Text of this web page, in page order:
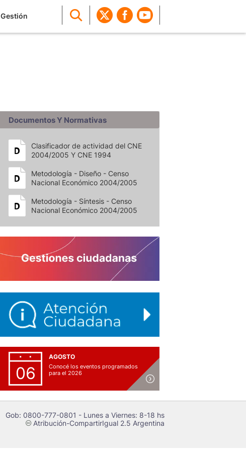
Gestión
Documentos Y Normativas
Clasificador de actividad del CNE
2004/2005 Y CNE 1994
Metodología - Diseño - Censo
Nacional Económico 2004/2005
Metodología - Síntesis - Censo
Nacional Económico 2004/2005
06
AGOSTO
Conocé los eventos programados
para el 2026
Gob: 0800-777-0801 - Lunes a Viernes: 8-18 hs
cAtribución-CompartirIgual 2.5 Argentina